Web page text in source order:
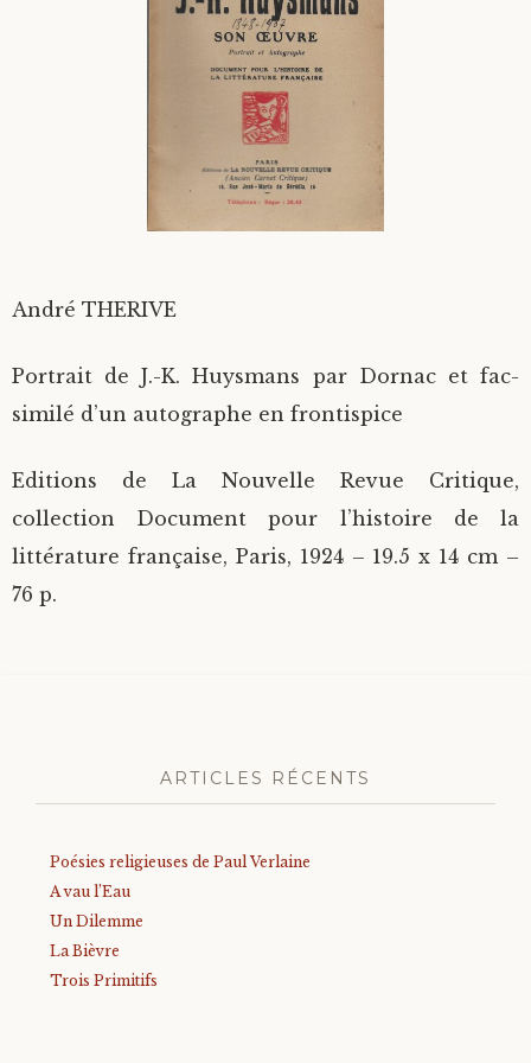
Langues étrangères
André THERIVE
Portrait de J.-K. Huysmans par Dornac et fac-
similé d’un autographe en frontispice
Editions de La Nouvelle Revue Critique,
collection Document pour l’histoire de la
littérature française, Paris, 1924 – 19.5 x 14 cm –
76 p.
ARTICLES RÉCENTS
Poésies religieuses de Paul Verlaine
A vau l’Eau
Un Dilemme
La Bièvre
Trois Primitifs